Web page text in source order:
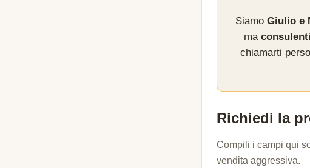
Siamo Giulio e
ma
chiamarti
Richiedi la
Compili i campi qui
vendita aggressiva.